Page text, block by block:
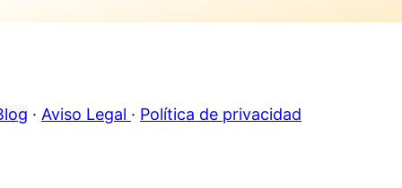
· Aviso Legal · Política de privacidad